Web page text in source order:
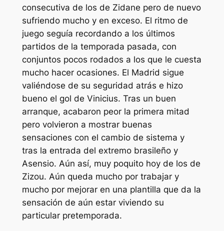
consecutiva de los de Zidane pero de nuevo
sufriendo mucho y en exceso. El ritmo de
juego seguía recordando a los últimos
partidos de la temporada pasada, con
conjuntos pocos rodados a los que le cuesta
mucho hacer ocasiones. El Madrid sigue
valiéndose de su seguridad atrás e hizo
bueno el gol de Vinicius. Tras un buen
arranque, acabaron peor la primera mitad
pero volvieron a mostrar buenas
sensaciones con el cambio de sistema y
tras la entrada del extremo brasileño y
Asensio. Aún así, muy poquito hoy de los de
Zizou. Aún queda mucho por trabajar y
mucho por mejorar en una plantilla que da la
sensación de aún estar viviendo su
particular pretemporada.